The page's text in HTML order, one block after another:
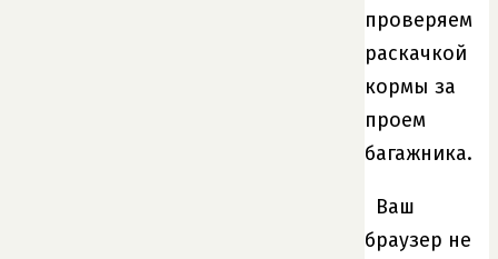
проверяем
раскачкой
кормы за
проем
багажника.
Ваш
браузер не